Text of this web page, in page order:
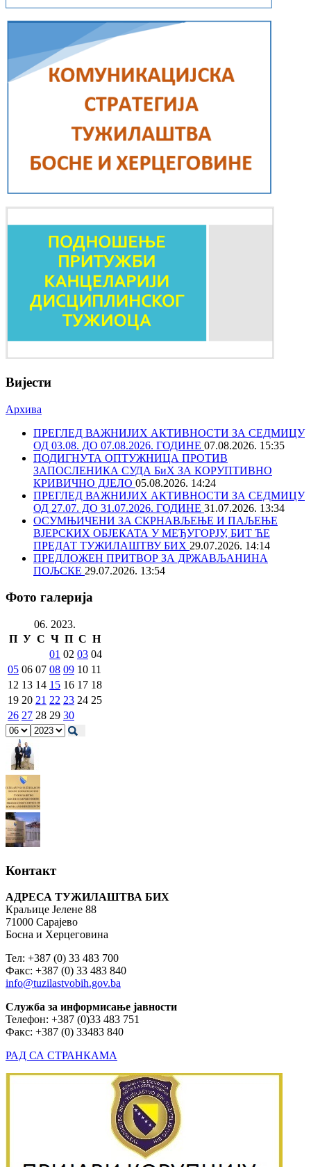
Вијести
Архива
ПРЕГЛЕД ВАЖНИЈИХ АКТИВНОСТИ ЗА СЕДМИЦУ
ОД 03.08. ДО 07.08.2026. ГОДИНЕ 07.08.2026. 15:35
ПОДИГНУТА ОПТУЖНИЦА ПРОТИВ
ЗАПОСЛЕНИКА СУДА БиХ ЗА КОРУПТИВНО
КРИВИЧНО ДЈЕЛО 05.08.2026. 14:24
ПРЕГЛЕД ВАЖНИЈИХ АКТИВНОСТИ ЗА СЕДМИЦУ
ОД 27.07. ДО 31.07.2026. ГОДИНЕ 31.07.2026. 13:34
ОСУМЊИЧЕНИ ЗА СКРНАВЉЕЊЕ И ПАЉЕЊЕ
ВЈЕРСКИХ ОБЈЕКАТА У МЕЂУГОРЈУ, БИТ ЋЕ
ПРЕДАТ ТУЖИЛАШТВУ БИХ 29.07.2026. 14:14
ПРЕДЛОЖЕН ПРИТВОР ЗА ДРЖАВЉАНИНА
ПОЉСКЕ 29.07.2026. 13:54
Фото галерија
06. 2023.
П У С Ч П С Н
01 02 03 04
05 06 07 08 09 10 11
12 13 14 15 16 17 18
19 20 21 22 23 24 25
26 27 28 29 30
Контакт
АДРЕСА ТУЖИЛАШТВА БИХ
Краљице Јелене 88
71000 Сарајево
Босна и Херцеговина
Тел: +387 (0) 33 483 700
Факс: +387 (0) 33 483 840
info@tuzilastvobih.gov.ba
Служба за информисање јавности
Телефон: +387 (0)33 483 751
Факс: +387 (0) 33483 840
РАД СА СТРАНКАМА